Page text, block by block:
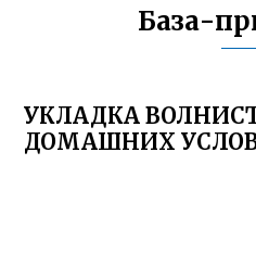
База-
УКЛАДКА
ДОМАШНИХ